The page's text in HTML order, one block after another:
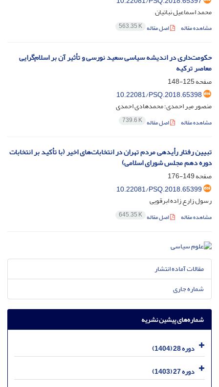
محمد اسماعیل نباتیان
مشاهده مقاله اصل مقاله 563.35 K
حکومت‌داری در اندیشه سیاسی سعید نورسی و تأثیر آن بر اسلام‌گرایی
معاصر ترکیه
صفحه125-148
10.22081/PSQ.2018.65398
منصور میر احمدی؛ محمدهادی احمدی
مشاهده مقاله اصل مقاله 739.6 K
تبیین رفتار رأی‏دهی مردم تهران در انتخابات‌های اخیر (با تأکید بر انتخابات
دوره دهم مجلس شورای اسلامی)
صفحه149-176
10.22081/PSQ.2018.65399
رسول زارع زاده ابرقویی
مشاهده مقاله اصل مقاله 645.35 K
مقالات آماده انتشار
شماره جاری
شماره‌های پیشین نشریه
دوره 28 (1404)
دوره 27 (1403)